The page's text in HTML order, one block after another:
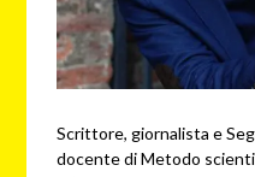
Scrittore, giornalista e
docente di Metodo